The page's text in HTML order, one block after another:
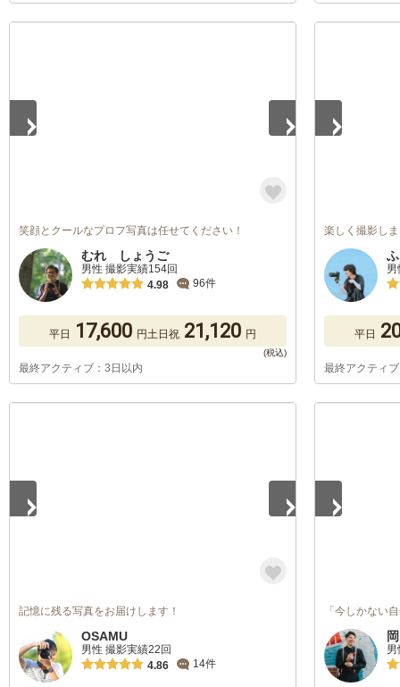
笑顔とクールなプロフ写真は任せてください！
むれ しょうご
男性 撮影実績154回
4.98
96件
平日 17,600 円土日祝 21,120 円
最終アクティブ：3日以内
楽しく撮影し
平日
最終アクティ
記憶に残る写真をお届けします！
OSAMU
男性 撮影実績22回
4.86
14件
「今しかない